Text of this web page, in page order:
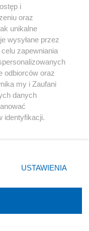
i
oraz
unikalne
wysyłane przez
zapewniania
odbiorców oraz
my i Zaufani
danych
identyfikacji.
prywatności
zgody
się takiemu
USTAWIENIA